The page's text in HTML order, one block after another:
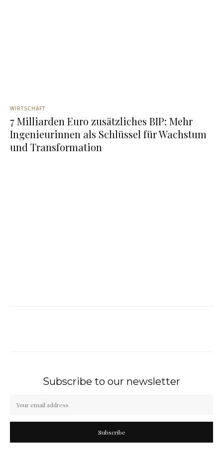
WIRTSCHAFT
7 Milliarden Euro zusätzliches BIP: Mehr
Ingenieurinnen als Schlüssel für Wachstum
und Transformation
Subscribe to our newsletter
Subscribe